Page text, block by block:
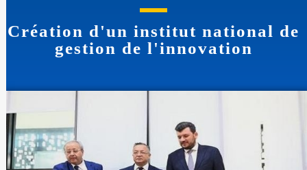
Création d'un institut national de
gestion de l'innovation